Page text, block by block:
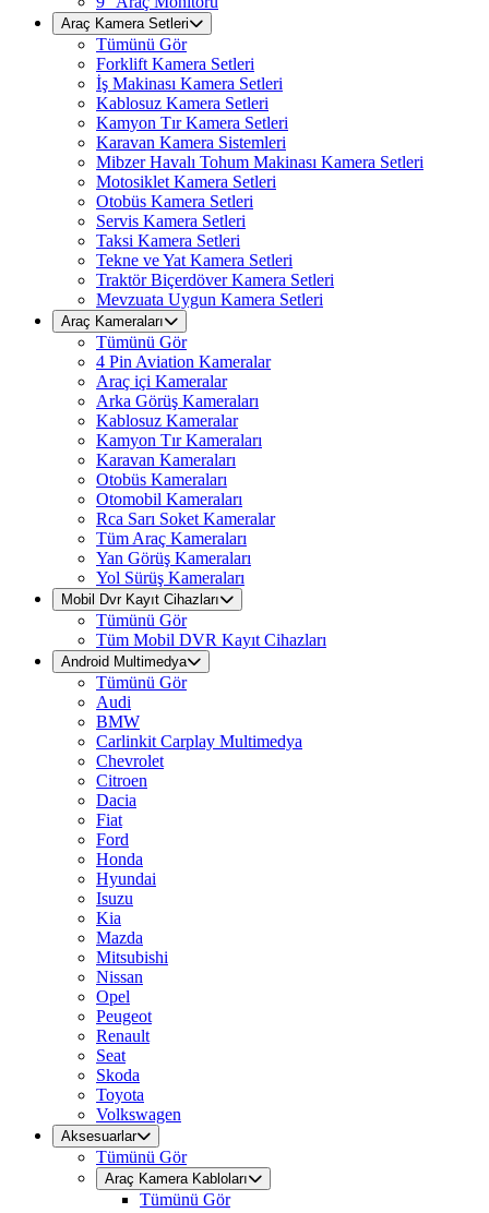
Araç Kamera Setleri
Tümünü Gör
Forklift Kamera Setleri
İş Makinası Kamera Setleri
Kablosuz Kamera Setleri
Kamyon Tır Kamera Setleri
Karavan Kamera Sistemleri
Mibzer Havalı Tohum Makinası Kamera Setleri
Motosiklet Kamera Setleri
Otobüs Kamera Setleri
Servis Kamera Setleri
Taksi Kamera Setleri
Tekne ve Yat Kamera Setleri
Traktör Biçerdöver Kamera Setleri
Mevzuata Uygun Kamera Setleri
Araç Kameraları
Tümünü Gör
4 Pin Aviation Kameralar
Araç içi Kameralar
Arka Görüş Kameraları
Kablosuz Kameralar
Kamyon Tır Kameraları
Karavan Kameraları
Otobüs Kameraları
Otomobil Kameraları
Rca Sarı Soket Kameralar
Tüm Araç Kameraları
Yan Görüş Kameraları
Yol Sürüş Kameraları
Mobil Dvr Kayıt Cihazları
Tümünü Gör
Tüm Mobil DVR Kayıt Cihazları
Android Multimedya
Tümünü Gör
Audi
BMW
Carlinkit Carplay Multimedya
Chevrolet
Citroen
Dacia
Fiat
Ford
Honda
Hyundai
Isuzu
Kia
Mazda
Mitsubishi
Nissan
Opel
Peugeot
Renault
Seat
Skoda
Toyota
Volkswagen
Aksesuarlar
Tümünü Gör
Araç Kamera Kabloları
Tümünü Gör